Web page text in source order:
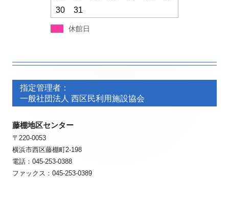
30
31
休館日
ッ
タ
ー・
コ
ン
テ
ッ
タ
ー・
コ
ン
指定管理者：
一般社団法人 西区民利用施設協会
藤棚地区センター
〒220-0053
横浜市西区藤棚町2-198
電話：045-253-0388
ファックス：045-253-0389